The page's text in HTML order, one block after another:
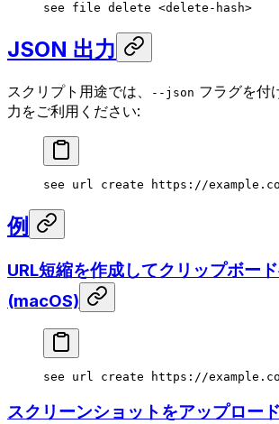
see file delete <delete-has h>
JSON 出力
スクリプト用途では、 --json フラグを付
力をご利用ください:
see url create https://
例
URL短縮を作成してクリップボー
(macOS)
see url create https://
スクリーンショットをアップロー